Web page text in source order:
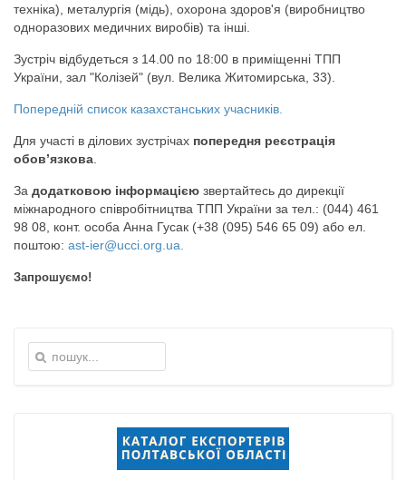
техніка), металургія (мідь), охорона здоров'я (виробництво
одноразових медичних виробів) та інші.
Зустріч відбудеться з 14.00 по 18:00 в приміщенні ТПП
України, зал "Колізей" (вул. Велика Житомирська, 33).
Попередній список казахстанських учасників.
Для участі в ділових зустрічах попередня реєстрація
обов’язкова
За додатковою інформацією звертайтесь до дирекції
міжнародного співробітництва ТПП України за тел.: (044) 461
98 08, конт. особа Анна Гусак (+38 (095) 546 65 09) або ел.
поштою: ast-ier@ucci.org.ua
Запрошуємо!